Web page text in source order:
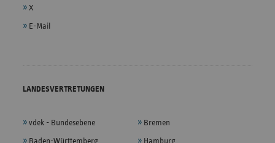
X
E-Mail
LANDESVERTRETUNGEN
vdek - Bundesebene
Baden-Württemberg
Bremen
Hamburg